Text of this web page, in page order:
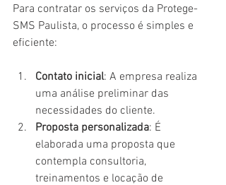
Para contratar os serviços da Protege-
SMS Paulista, o processo é simples e
eficiente:
Contato inicial: A empresa realiza
uma análise preliminar das
necessidades do cliente.
Proposta personalizada: É
elaborada uma proposta que
contempla consultoria,
treinamentos e locação de